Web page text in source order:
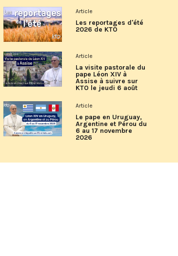
Article
Les reportages d'été
2026 de KTO
Article
La visite pastorale du
pape Léon XIV à
Assise à suivre sur
KTO le jeudi 6 août
Article
Le pape en Uruguay,
Argentine et Pérou du
6 au 17 novembre
2026